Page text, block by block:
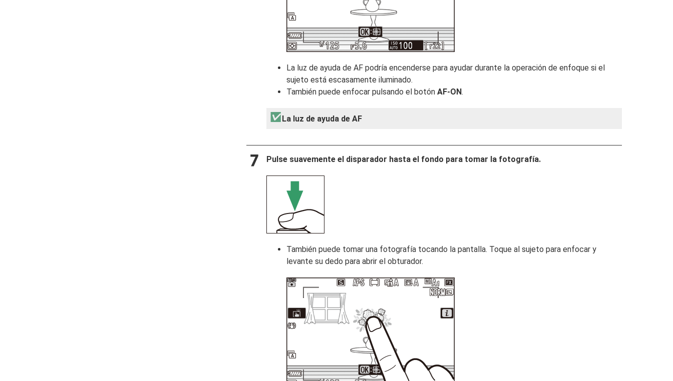
La luz de ayuda de AF podría encenderse para ayudar durante la operación de enfoque si el
sujeto está escasamente iluminado.
También puede enfocar pulsando el botón AF‑ON.
La luz de ayuda de AF
Pulse suavemente el disparador hasta el fondo para tomar la fotografía.
También puede tomar una fotografía tocando la pantalla. Toque al sujeto para enfocar y
levante su dedo para abrir el obturador.